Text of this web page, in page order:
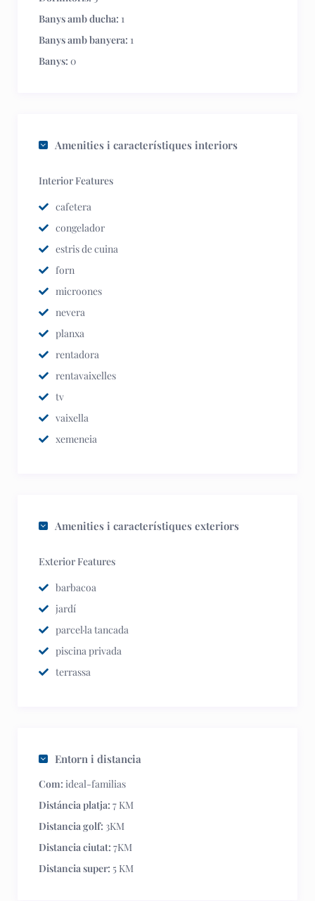
Banys amb ducha: 1
Banys amb banyera: 1
Banys: 0
Amenities i característiques interiors
Interior Features
cafetera
congelador
estris de cuina
forn
microones
nevera
planxa
rentadora
rentavaixelles
tv
vaixella
xemeneia
Amenities i característiques exteriors
Exterior Features
barbacoa
jardí
parcel·la tancada
piscina privada
terrassa
Entorn i distancia
Com: ideal-familias
Distáncia platja: 7 KM
Distancia golf: 3KM
Distancia ciutat: 7KM
Distancia super: 5 KM